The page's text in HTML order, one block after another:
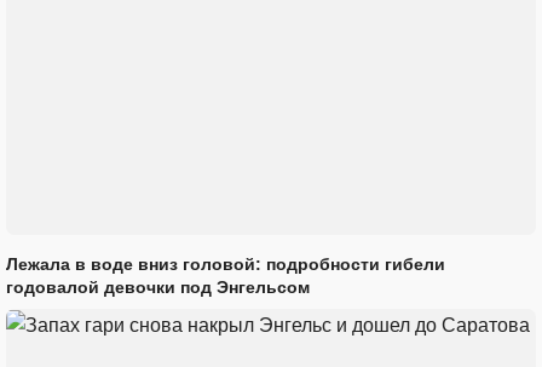
Лежала в воде вниз головой: подробности гибели
годовалой девочки под Энгельсом